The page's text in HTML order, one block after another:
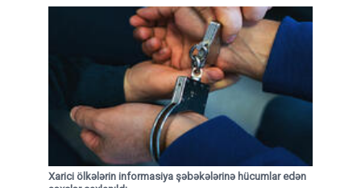
Xarici ölkələrin informasiya şəbəkələrinə hücumlar edən